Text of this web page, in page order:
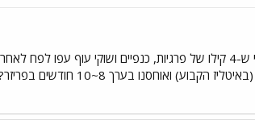
קבאבי כבש/בקר, שנקנו